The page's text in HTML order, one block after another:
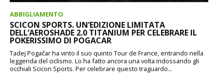
ABBIGLIAMENTO
SCICON SPORTS. UN’EDIZIONE LIMITATA
DELL’AEROSHADE 2.0 TITANIUM PER CELEBRARE IL
POKERISSIMO DI POGACAR
Tadej Pogačar ha vinto il suo quinto Tour de France, entrando nella
leggenda del ciclismo. Lo ha fatto ancora una volta indossando gli
occhiali Scicon Sports. Per celebrare questo traguardo...